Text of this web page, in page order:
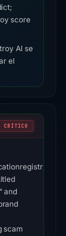
score
AI se
el
CRÍTICO
and
scam